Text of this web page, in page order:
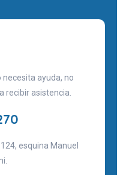
ayuda, no
recibir asistencia.
esquina Manuel